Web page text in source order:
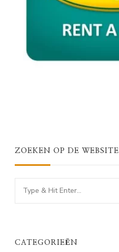
ZOEKEN OP DE WEBSITE
Looking
for
CATEGORIEËN